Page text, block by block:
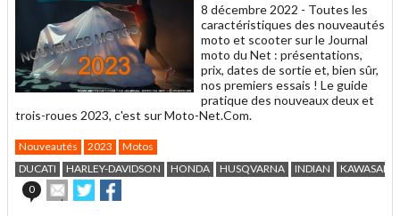
8 décembre 2022 - Toutes les
caractéristiques des nouveautés
moto et scooter sur le Journal
moto du Net : présentations,
prix, dates de sortie et, bien sûr,
nos premiers essais ! Le guide
pratique des nouveaux deux et
trois-roues 2023, c'est sur Moto-Net.Com.
Nouveautés 2023
Motos
DUCATI
HARLEY-DAVIDSON HONDA HUSQVARNA INDIAN
KAWASAKI
0
Envoyer
cet
Partager
sur sur